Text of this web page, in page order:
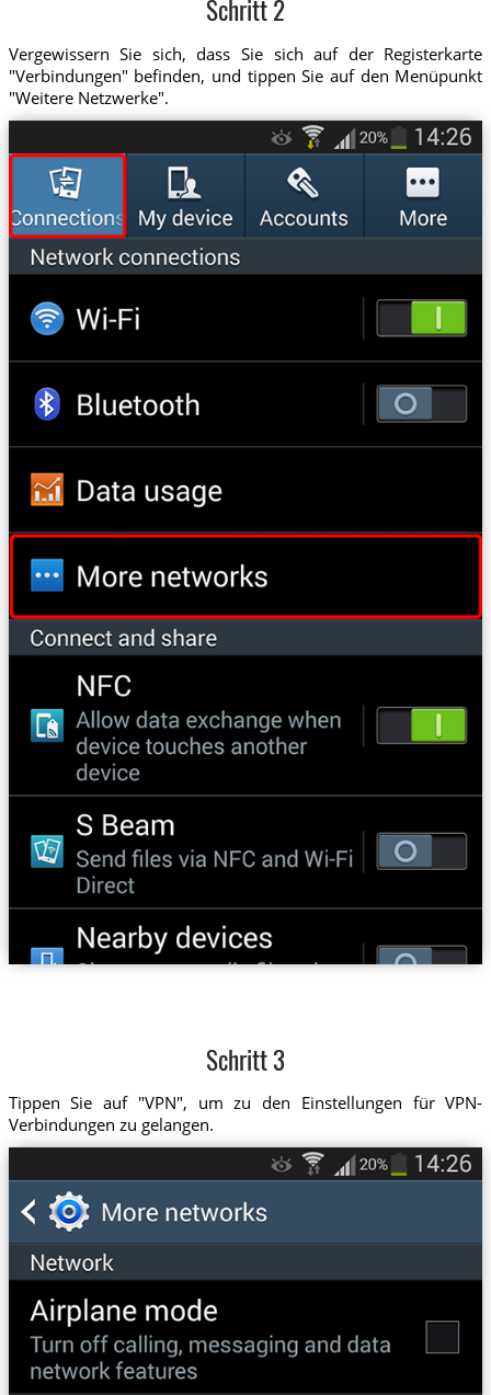
Schritt 2
Vergewissern Sie sich, dass Sie sich auf der Registerkarte
"Verbindungen" befinden, und tippen Sie auf den Menüpunkt
"Weitere Netzwerke".
Schritt 3
Tippen Sie auf "VPN", um zu den Einstellungen für VPN-
Verbindungen zu gelangen.